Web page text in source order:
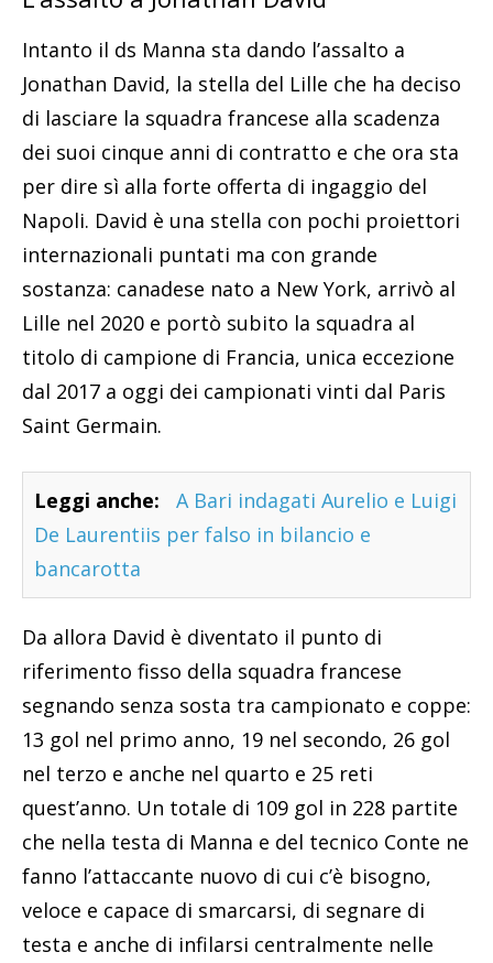
Intanto il ds Manna sta dando l’assalto a
Jonathan David, la stella del Lille che ha deciso
di lasciare la squadra francese alla scadenza
dei suoi cinque anni di contratto e che ora sta
per dire sì alla forte offerta di ingaggio del
Napoli. David è una stella con pochi proiettori
internazionali puntati ma con grande
sostanza: canadese nato a New York, arrivò al
Lille nel 2020 e portò subito la squadra al
titolo di campione di Francia, unica eccezione
dal 2017 a oggi dei campionati vinti dal Paris
Saint Germain.
Leggi anche:
A Bari indagati Aurelio e Luigi
De Laurentiis per falso in bilancio e
bancarotta
Da allora David è diventato il punto di
riferimento fisso della squadra francese
segnando senza sosta tra campionato e coppe:
13 gol nel primo anno, 19 nel secondo, 26 gol
nel terzo e anche nel quarto e 25 reti
quest’anno. Un totale di 109 gol in 228 partite
che nella testa di Manna e del tecnico Conte ne
fanno l’attaccante nuovo di cui c’è bisogno,
veloce e capace di smarcarsi, di segnare di
testa e anche di infilarsi centralmente nelle